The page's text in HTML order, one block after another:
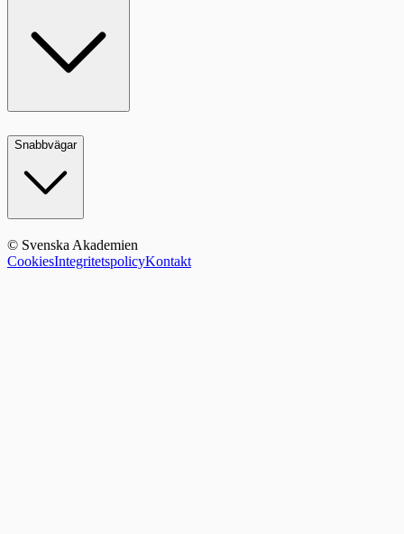
Snabbvägar
© Svenska Akademien
CookiesIntegritetspolicyKontakt